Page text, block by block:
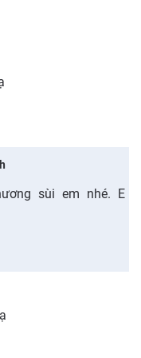
sùi em nhé. E